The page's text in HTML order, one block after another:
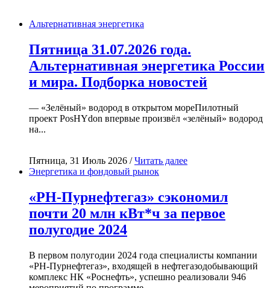
Альтернативная энергетика
Пятница 31.07.2026 года.
Альтернативная энергетика России
и мира. Подборка новостей
— «Зелёный» водород в открытом мореПилотный
проект PosHYdon впервые произвёл «зелёный» водород
на...
Пятница, 31 Июль 2026 /Читать далее
Энергетика и фондовый рынок
«РН-Пурнефтегаз» сэкономил
почти 20 млн кВт*ч за первое
полугодие 2024
В первом полугодии 2024 года специалисты компании
«РН-Пурнефтегаз», входящей в нефтегазодобывающий
комплекс НК «Роснефть», успешно реализовали 946